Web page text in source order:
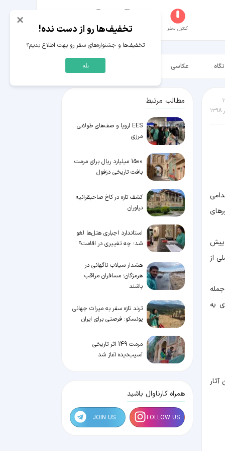
کنترل سفر عکاسخانه سفر‌های من حساب کاربری
عکاسی
پیش
از
به
مطالب مرتبط
EES اروپا و صف‌های طولانی
مرزی
1500 میلیارد ریال برای مرمت
بافت تاریخی دزفول
کشف تازه در کاخ صاحبقرانیه
نیاوران
استاندارد اجباری هتل‌ها لغو
شد؛ چه تغییری در اقامت؟
هشدار سیلاب ناگهانی در
هرمزگان؛ مسافران مراقب
باشند
ترند تازه سفر به میراث جهانی
یونسکو؛ فرصتی برای ایران
مرمت 149 اثر تاریخی
آسیب‌دیده آغاز شد
همراه کارناوال باشید
FOLLOW US
JOIN US
×
تخفیف‌ها رو از دست نده!
تخفیف‌ها و جشنواره‌های سفر رو بهت اطلاع بدیم؟
بله